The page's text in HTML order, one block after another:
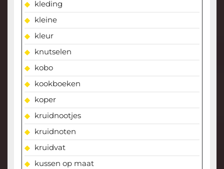
kleding
kleine
kleur
knutselen
kobo
kookboeken
koper
kruidnootjes
kruidnoten
kruidvat
kussen op maat